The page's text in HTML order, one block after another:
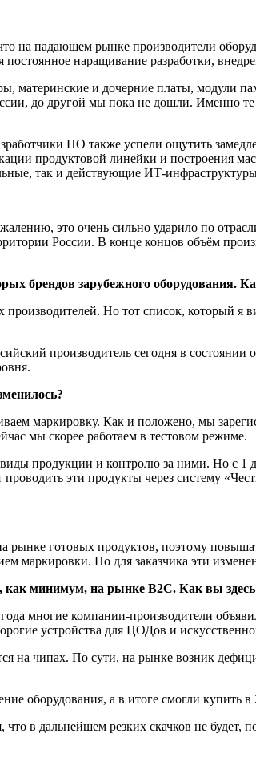
на падающем рынке производители
наращивание разработки,
материнские и дочерние платы, модули
до другой мы пока не дошли. Именно
ПО также успели ощутить
продуктовой линейки и построения
так и действующие ИТ-инфраструктуры
это очень сильно ударило по
России. В конце концов объём
брендов зарубежного оборудования.
Но тот список, который я
производитель сегодня в состоянии
маркировку. Как и положено, мы
мы скорее работаем в тестовом режиме.
продукции и контролю за ними. Но с 1
эти продукты через систему
рынке готовых продуктов, поэтому
маркировки. Но для заказчика эти
как минимум, на рынке B2C. Как вы
многие компании-производители
устройства для ЦОДов и
на чипах. По сути, на рынке возник
оборудования, а в итоге смогли купить в
в дальнейшем резких скачков не будет,